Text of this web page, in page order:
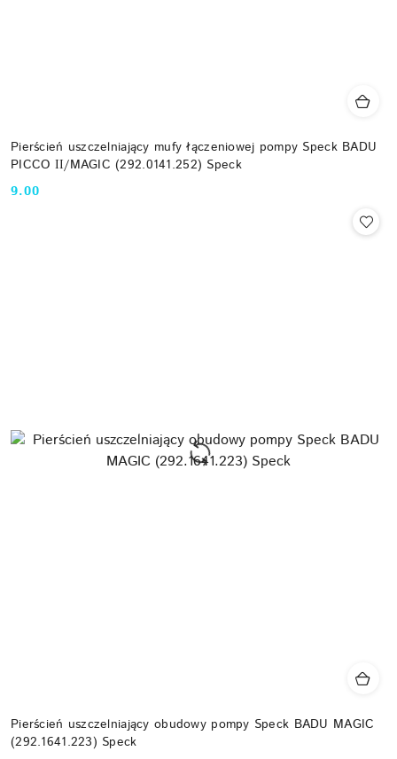
Pierścień uszczelniający mufy łączeniowej pompy Speck BADU
PICCO ІІ/MAGIC (292.0141.252) Speck
Cena:
9.00
Pierścień uszczelniający obudowy pompy Speck BADU MAGIC
(292.1641.223) Speck